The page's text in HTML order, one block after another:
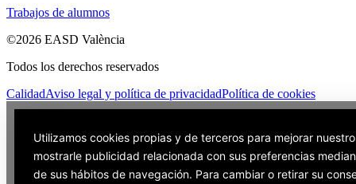
Trabajos de alumnos
©2026 EASD València
Todos los derechos reservados
CalidadAviso legal y política de privacidadPolítica de cookies
Utilizamos cookies propias y de terceros para mejorar
mostrarle publicidad relacionada con sus preferencias
de sus hábitos de navegación. Para cambiar o retirar su